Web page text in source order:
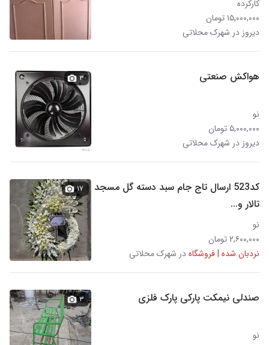
کارکرده
۱۵,۰۰۰,۰۰۰ تومان
دیروز در شهرک محلاتی
هواکش صنعتی
نو
۵,۰۰۰,۰۰۰ تومان
دیروز در شهرک محلاتی
۳
کد523 ارسال تاج جام سبد دسته گل مسجد
تالار و...
نو
۲,۶۰۰,۰۰۰ تومان
نردبان شده | فروشگاهدر شهرک محلاتی
۱۷
صندلی نیمکت پارکی پارک فلزی
نو
۳